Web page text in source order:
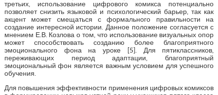
третьих, использование цифрового комикса потенциально
позволяет снизить языковой и психологический барьер, так как
акцент может смещаться с формального правильности на
создание интересной истории. Данное положение согласуется с
мнением Е.В. Козлова о том, что использование визуальных опор
может способствовать созданию более благоприятного
эмоционального фона на уроке [5]. Для пятиклассников,
переживающих период адаптации, благоприятный
эмоциональный фон является важным условием для успешного
обучения.
Для повышения эффективности применения цифровых комиксов